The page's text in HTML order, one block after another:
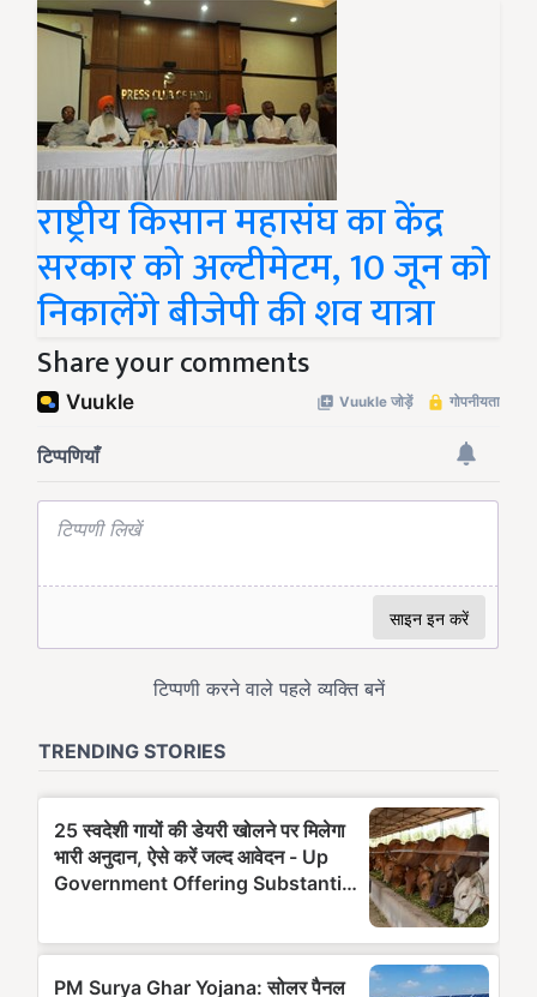
राष्ट्रीय किसान महासंघ का केंद्र
सरकार को अल्टीमेटम, 10 जून को
निकालेंगे बीजेपी की शव यात्रा
Share your comments